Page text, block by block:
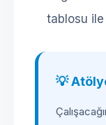
tablosu ile
💡